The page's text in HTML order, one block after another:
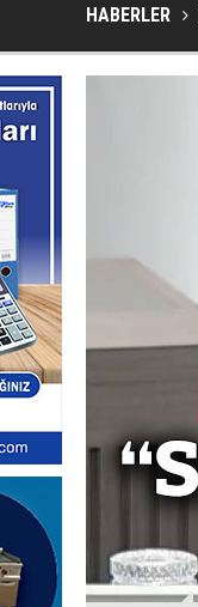
HABERLER